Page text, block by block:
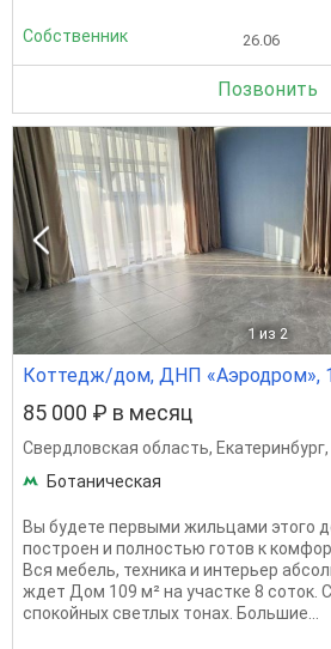
Собственник 26.06
Позвонить
1 из 2
Коттедж/дом, ДНП «Аэродром»,
85 000 ₽ в месяц
Свердловская область, Екатеринбург,
Ботаническая
Вы будете первыми жильцами этого
построен и полностью готов к
Вся мебель, техника и интерьер
ждет Дом 109 м² на участке 8 соток.
спокойных светлых тонах. Большие...